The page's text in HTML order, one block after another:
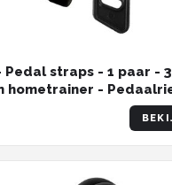
straps - 1 paar -
hometrainer -
riempjes - Pedaalriem
- Universeel -
antislip - Straps -
Zwart